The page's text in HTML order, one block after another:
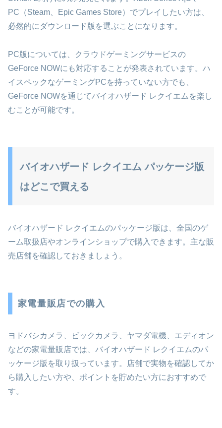
PC（Steam、Epic Games Store）でプレイしたい方は、
必然的にダウンロード版を選ぶことになります。
PC版については、クラウドゲーミングサービスの
GeForce NOWにも対応することが発表されています。ハ
イスペックなゲーミングPCを持っていない方でも、
GeForce NOWを通じてバイオハザード レクイエムを楽し
むことが可能です。
バイオハザード レクイエム パッケージ版
はどこで買える
バイオハザード レクイエムのパッケージ版は、全国のゲ
ーム取扱店やオンラインショップで購入できます。主な販
売店舗を確認しておきましょう。
家電量販店での購入
ヨドバシカメラ、ビックカメラ、ヤマダ電機、エディオン
などの家電量販店では、バイオハザード レクイエムのパ
ッケージ版を取り扱っています。店舗で実物を確認してか
ら購入したい方や、ポイントを貯めたい方におすすめで
す。